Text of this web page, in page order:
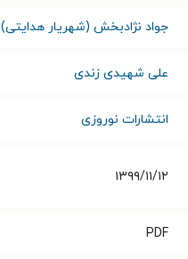
جواد نژادبخش (شهریار هدایتی)
علی شهیدی زندی
انتشارات نوروزی
۱۳۹۹/۱۱/۱۲
PDF